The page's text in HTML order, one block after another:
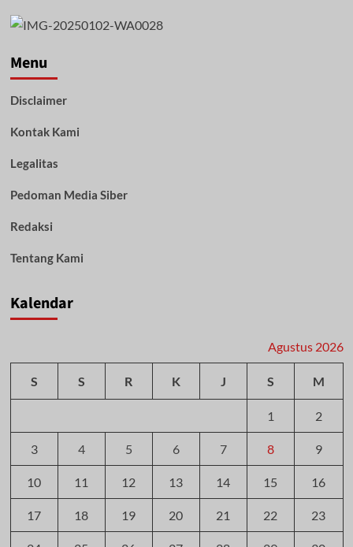
Hari
68,
Harapan
Menu
Disclaimer
Kontak Kami
Legalitas
Pedoman Media Siber
Redaksi
Tentang Kami
Kalendar
Agustus 2026
S S R K J S M
1 2
3 4 5 6 7 8 9
10 11 12 13 14 15 16
17 18 19 20 21 22 23